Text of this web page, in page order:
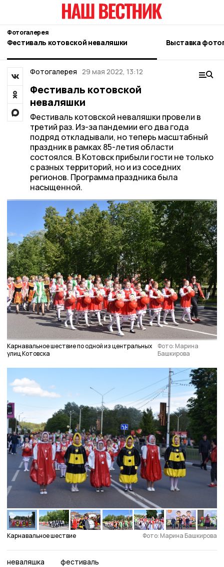
Фотогалерея
Фестиваль котовской неваляшки Выставка
Фотогалерея 29 мая 2022, 13:12
Фестиваль котовской
неваляшки
Фестиваль котовской неваляшки провели в
третий раз. Из-за пандемии его два года
подряд откладывали, но теперь масштабный
праздник в рамках 85-летия области
состоялся. В Котовск прибыли гости не только
с разных территорий, но и из соседних
регионов. Программа праздника была
насыщенной.
Карнавальное шествие по одной из центральных
улиц Котовска
Фото: Марина
Башкирова
Карнавальное шествие Фото: Марина Башкирова
неваляшка фестиваль